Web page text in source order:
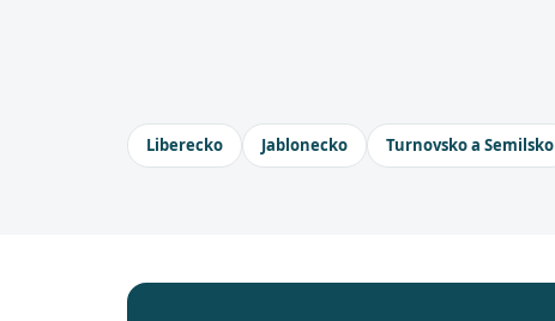
Liberecko Jablonecko Turnovsko a Semilsko